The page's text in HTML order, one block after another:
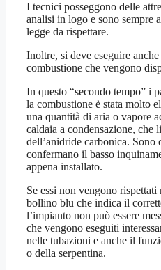
I tecnici posseggono delle
analisi in logo e sono sempre
legge da rispettare.
Inoltre, si deve eseguire
combustione che vengono
In questo “secondo tempo” i
la combustione è stata molto
una quantità di aria o vapore
caldaia a condensazione, che
dell’anidride carbonica. Sono
confermano il basso
appena installato.
Se essi non vengono
bollino blu che indica il
l’impianto non può essere
che vengono eseguiti
nelle tubazioni e anche il
o della serpentina.